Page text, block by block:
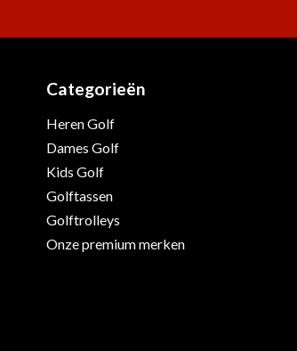
Categorieën
Heren Golf
Dames Golf
Kids Golf
Golftassen
Golftrolleys
Onze premium merken